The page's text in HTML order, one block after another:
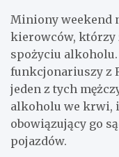
Miniony weekend
kierowców, którzy
spożyciu
funkcjonariuszy z
jeden z tych
alkoholu we krwi,
obowiązujący go
pojazdów.